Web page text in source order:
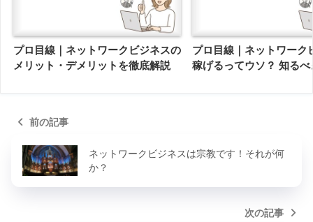
プロ目線｜ネットワークビジネスの
メリット・デメリットを徹底解説
プロ目線｜ネットワーク
稼げるってウソ？ 知るべ
前の記事
ネットワークビジネスは宗教です！それが何
か？
次の記事